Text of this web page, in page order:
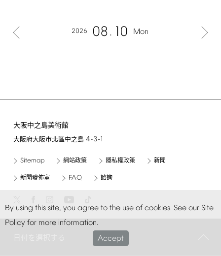
By using this site, you agree to the use of cookies. See our Site
Policy for more information.
Accept
2026 08 10 Mon
大阪中之島美術館
大阪府大阪市北區中之島 4-3-1
Sitemap 網站政策 隱私權政策 新聞
新聞發佈室 FAQ 諮詢
Copyright